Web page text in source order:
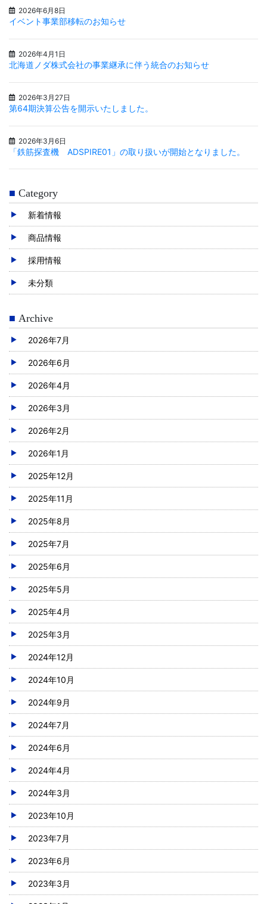
2026年6月8日
イベント事業部移転のお知らせ
2026年4月1日
北海道ノダ株式会社の事業継承に伴う統合のお知らせ
2026年3月27日
第64期決算公告を開示いたしました。
2026年3月6日
「鉄筋探査機 ADSPIRE01」の取り扱いが開始となりました。
Category
新着情報
商品情報
採用情報
未分類
Archive
2026年7月
2026年6月
2026年4月
2026年3月
2026年2月
2026年1月
2025年12月
2025年11月
2025年8月
2025年7月
2025年6月
2025年5月
2025年4月
2025年3月
2024年12月
2024年10月
2024年9月
2024年7月
2024年6月
2024年4月
2024年3月
2023年10月
2023年7月
2023年6月
2023年3月